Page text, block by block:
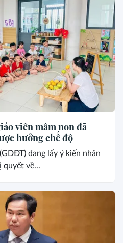
viên mầm non đã
hưởng chế độ
đang lấy ý kiến nhân
quyết về...